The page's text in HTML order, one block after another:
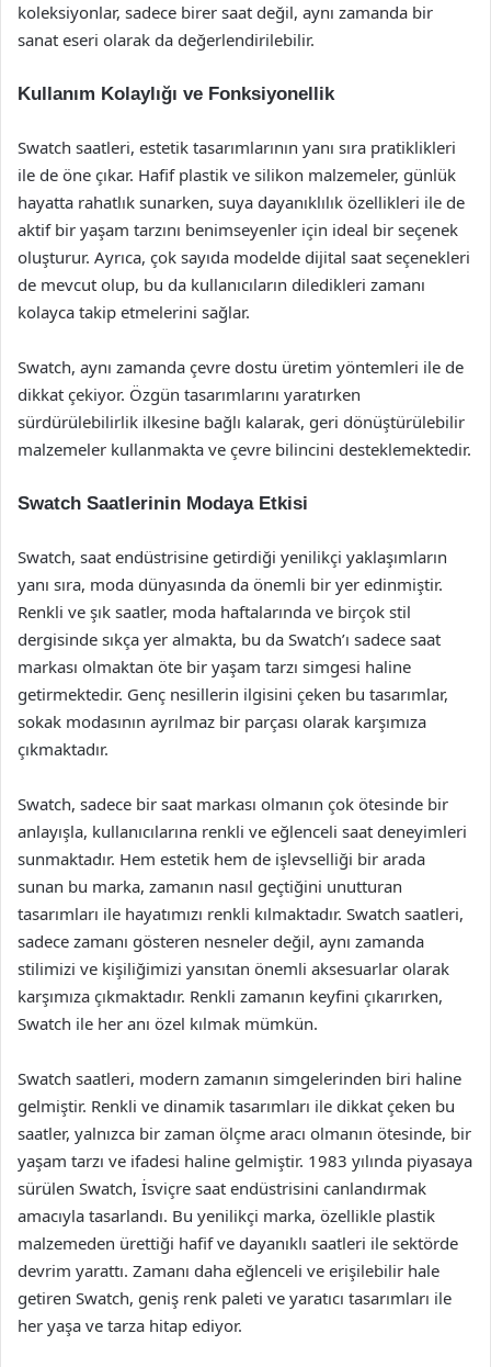
koleksiyonlar, sadece birer saat değil, aynı zamanda bir
sanat eseri olarak da değerlendirilebilir.
Kullanım Kolaylığı ve Fonksiyonellik
Swatch saatleri, estetik tasarımlarının yanı sıra pratiklikleri
ile de öne çıkar. Hafif plastik ve silikon malzemeler, günlük
hayatta rahatlık sunarken, suya dayanıklılık özellikleri ile de
aktif bir yaşam tarzını benimseyenler için ideal bir seçenek
oluşturur. Ayrıca, çok sayıda modelde dijital saat seçenekleri
de mevcut olup, bu da kullanıcıların diledikleri zamanı
kolayca takip etmelerini sağlar.
Swatch, aynı zamanda çevre dostu üretim yöntemleri ile de
dikkat çekiyor. Özgün tasarımlarını yaratırken
sürdürülebilirlik ilkesine bağlı kalarak, geri dönüştürülebilir
malzemeler kullanmakta ve çevre bilincini desteklemektedir.
Swatch Saatlerinin Modaya Etkisi
Swatch, saat endüstrisine getirdiği yenilikçi yaklaşımların
yanı sıra, moda dünyasında da önemli bir yer edinmiştir.
Renkli ve şık saatler, moda haftalarında ve birçok stil
dergisinde sıkça yer almakta, bu da Swatch’ı sadece saat
markası olmaktan öte bir yaşam tarzı simgesi haline
getirmektedir. Genç nesillerin ilgisini çeken bu tasarımlar,
sokak modasının ayrılmaz bir parçası olarak karşımıza
çıkmaktadır.
Swatch, sadece bir saat markası olmanın çok ötesinde bir
anlayışla, kullanıcılarına renkli ve eğlenceli saat deneyimleri
sunmaktadır. Hem estetik hem de işlevselliği bir arada
sunan bu marka, zamanın nasıl geçtiğini unutturan
tasarımları ile hayatımızı renkli kılmaktadır. Swatch saatleri,
sadece zamanı gösteren nesneler değil, aynı zamanda
stilimizi ve kişiliğimizi yansıtan önemli aksesuarlar olarak
karşımıza çıkmaktadır. Renkli zamanın keyfini çıkarırken,
Swatch ile her anı özel kılmak mümkün.
Swatch saatleri, modern zamanın simgelerinden biri haline
gelmiştir. Renkli ve dinamik tasarımları ile dikkat çeken bu
saatler, yalnızca bir zaman ölçme aracı olmanın ötesinde, bir
yaşam tarzı ve ifadesi haline gelmiştir. 1983 yılında piyasaya
sürülen Swatch, İsviçre saat endüstrisini canlandırmak
amacıyla tasarlandı. Bu yenilikçi marka, özellikle plastik
malzemeden ürettiği hafif ve dayanıklı saatleri ile sektörde
devrim yarattı. Zamanı daha eğlenceli ve erişilebilir hale
getiren Swatch, geniş renk paleti ve yaratıcı tasarımları ile
her yaşa ve tarza hitap ediyor.